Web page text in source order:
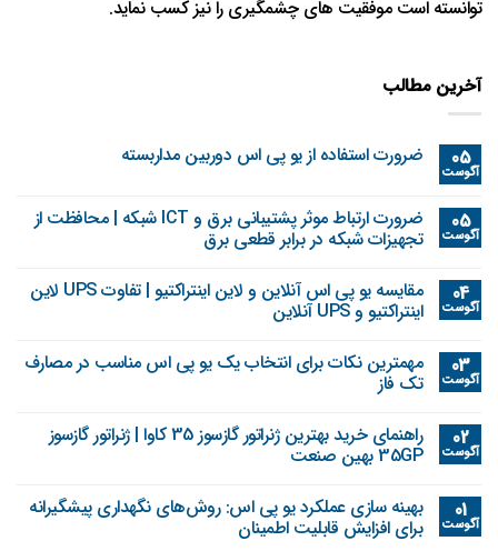
توانسته است موفقیت های چشمگیری را نیز کسب نماید.
آخرین مطالب
05
آگوست
ضرورت استفاده از یو پی اس دوربین مداربسته
05
آگوست
ضرورت ارتباط موثر پشتیبانی برق و ICT شبکه | محافظت از
تجهیزات شبکه در برابر قطعی برق
04
آگوست
مقایسه یو پی اس آنلاین و لاین اینتراکتیو | تفاوت UPS لاین
اینتراکتیو و UPS آنلاین
03
آگوست
مهمترین نکات برای انتخاب یک یو پی اس مناسب در مصارف
تک فاز
02
آگوست
راهنمای خرید بهترین ژنراتور گازسوز 35 کاوا | ژنراتور گازسوز
35GP بهین صنعت
01
آگوست
بهینه‌ سازی عملکرد یو پی اس: روش‌های نگهداری پیشگیرانه
برای افزایش قابلیت اطمینان